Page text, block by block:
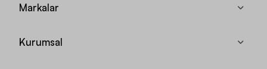
Markalar
Kurumsal